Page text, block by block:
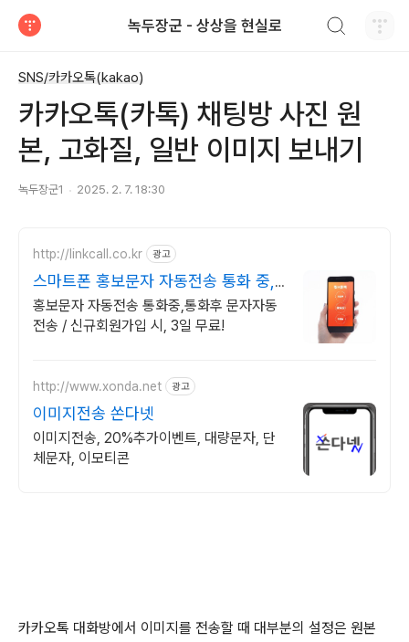
녹두장군 - 상상을 현실로
SNS/카카오톡(kakao)
카카오톡(카톡) 채팅방 사진 원
본, 고화질, 일반 이미지 보내기
녹두장군1 2025. 2. 7. 18:30
http://linkcall.co.kr 광고
스마트폰 홍보문자 자동전송 통화 중,
통화후 문자자동전송
홍보문자 자동전송 통화중,통화후 문자자동
전송 / 신규회원가입 시, 3일 무료!
http://www.xonda.net 광고
이미지전송 쏜다넷
이미지전송, 20%추가이벤트, 대량문자, 단
체문자, 이모티콘
카카오톡 대화방에서 이미지를 전송할 때 대부분의 설정은 원본